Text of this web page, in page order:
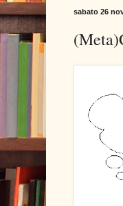
sabato 26